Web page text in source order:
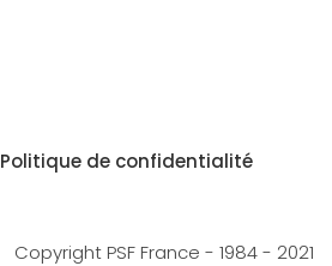
Politique de confidentialité
Copyright PSF France - 1984 - 2021